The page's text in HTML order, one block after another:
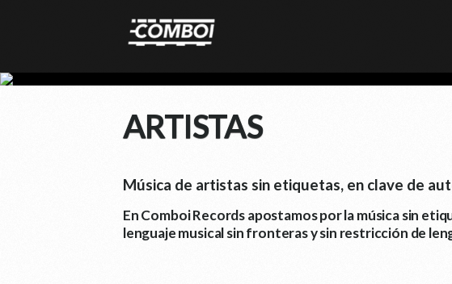
ARTISTAS
Música de artistas sin etiquetas, en clave de
En Comboi Records apostamos por la música sin
lenguaje musical sin fronteras y sin restricción de